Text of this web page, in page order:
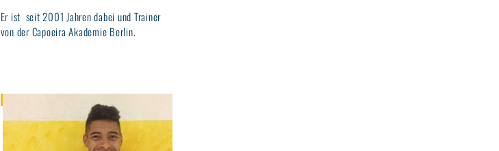
Er ist seit 2001 Jahren dabei und Trainer
von der Capoeira Akademie Berlin.